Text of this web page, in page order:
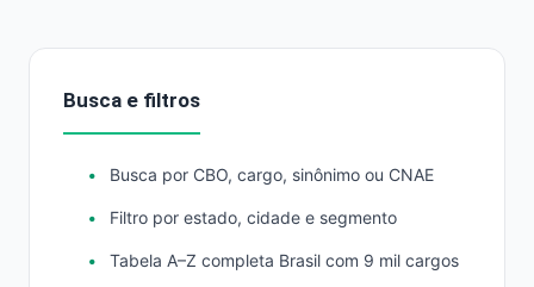
Busca e filtros
Busca por CBO, cargo, sinônimo ou CNAE
Filtro por estado, cidade e segmento
Tabela A–Z completa Brasil com 9 mil cargos